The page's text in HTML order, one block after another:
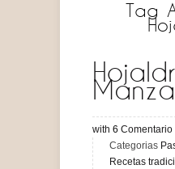
Tag
with 6 Comentario
Categorias
Recetas